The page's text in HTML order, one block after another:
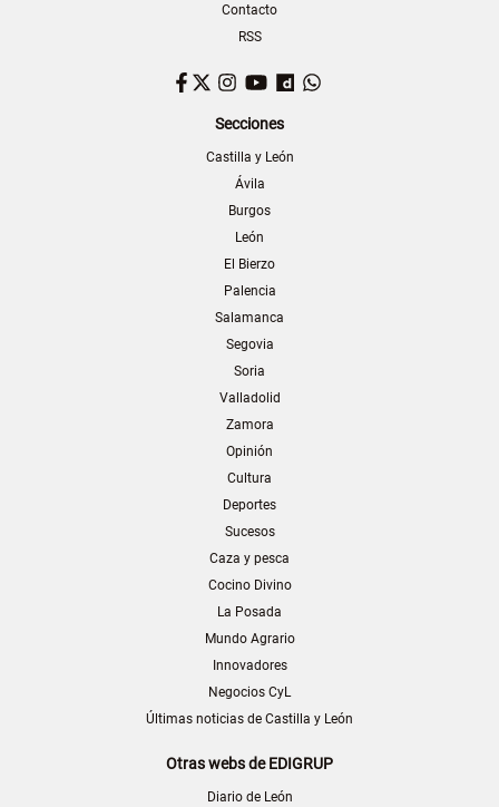
Contacto
RSS
Facebook
TwitterInstagram
YouTubeDailymotion
Secciones
Castilla y León
Ávila
Burgos
León
El Bierzo
Palencia
Salamanca
Segovia
Soria
Valladolid
Zamora
Opinión
Cultura
Deportes
Sucesos
Caza y pesca
Cocino Divino
La Posada
Mundo Agrario
Innovadores
Negocios CyL
Últimas noticias de Castilla y León
Otras webs de EDIGRUP
Diario de León